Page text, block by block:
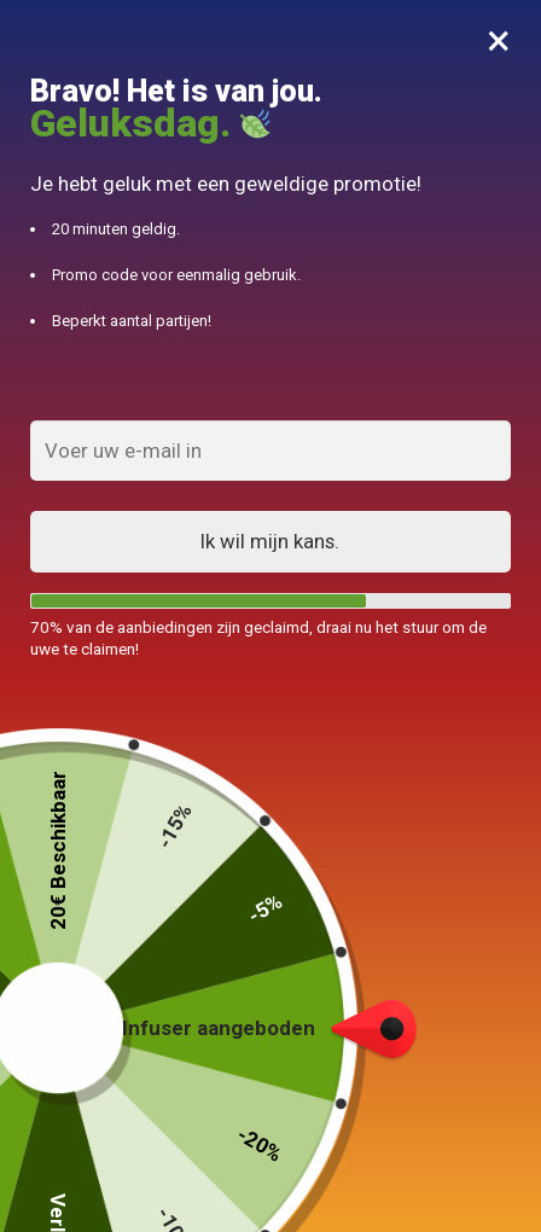
0
10% aangeboden voor 50€ aankopen met DJINN-code10
Yixing theepotten
FILTERS TONEN
Minitheepot
Yixing 100ml
89,00
In winkelwagen Keuze van de opties
×
Bravo! Het is van jou.
Geluksdag.
Je hebt geluk met een geweldige promotie!
20 minuten geldig.
Promo code voor eenmalig gebruik.
Beperkt aantal partijen!
Ik wil mijn kans.
70% van de aanbiedingen zijn geclaimd, draai nu het stuur om de
uwe te claimen!
Infuser aangeboden
-20%
20€ Beschikbaar -15%
-5%